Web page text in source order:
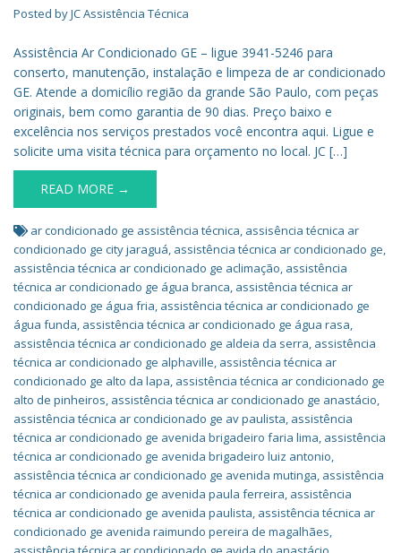
Posted byJC Assistência Técnica
Assistência Ar Condicionado GE – ligue 3941-5246 para
conserto, manutenção, instalação e limpeza de ar condicionado
GE. Atende a domicílio região da grande São Paulo, com peças
originais, bem como garantia de 90 dias. Preço baixo e
excelência nos serviços prestados você encontra aqui. Ligue e
solicite uma visita técnica para orçamento no local. JC […]
READ MORE →
ar condicionado ge assistência técnica, assisência técnica ar
condicionado ge city jaraguá, assistência técnica ar condicionado ge,
assistência técnica ar condicionado ge aclimação, assistência
técnica ar condicionado ge água branca, assistência técnica ar
condicionado ge água fria, assistência técnica ar condicionado ge
água funda, assistência técnica ar condicionado ge água rasa,
assistência técnica ar condicionado ge aldeia da serra, assistência
técnica ar condicionado ge alphaville, assistência técnica ar
condicionado ge alto da lapa, assistência técnica ar condicionado ge
alto de pinheiros, assistência técnica ar condicionado ge anastácio,
assistência técnica ar condicionado ge av paulista, assistência
técnica ar condicionado ge avenida brigadeiro faria lima, assistência
técnica ar condicionado ge avenida brigadeiro luiz antonio,
assistência técnica ar condicionado ge avenida mutinga, assistência
técnica ar condicionado ge avenida paula ferreira, assistência
técnica ar condicionado ge avenida paulista, assistência técnica ar
condicionado ge avenida raimundo pereira de magalhães,